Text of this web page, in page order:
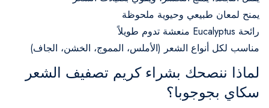
يمنح لمعان طبيعي وحيوية ملحوظة
رائحة Eucalyptus منعشة تدوم طويلاً
مناسب لكل أنواع الشعر (الأملس، المموج، الخشن، الجاف)
لماذا ننصحك بشراء كريم تصفيف الشعر
سكاي بجوجوبا؟